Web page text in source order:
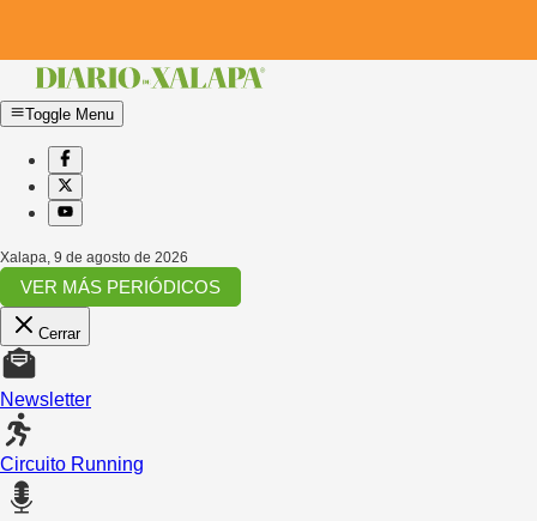
Toggle Menu
Xalapa, 9 de agosto de 2026
VER MÁS PERIÓDICOS
Cerrar
Newsletter
Circuito Running